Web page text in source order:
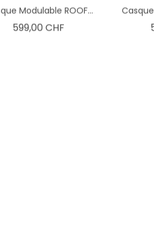
Modulable ROOF...
599,00 CHF